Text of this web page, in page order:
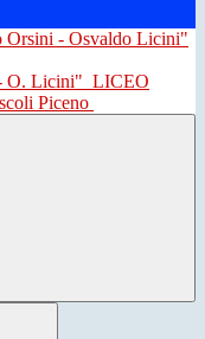
O. Licini" LICEO
Piceno